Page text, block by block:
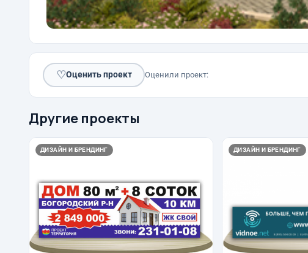
♡Оценить проект Оценили проект:
Другие проекты
ДИЗАЙН И БРЕНДИНГ ДИЗАЙН И БРЕНДИНГ